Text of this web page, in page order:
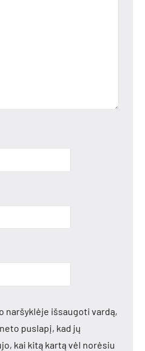
naršyklėje išsaugoti vardą,
puslapį, kad jų
kai kitą kartą vėl norėsiu